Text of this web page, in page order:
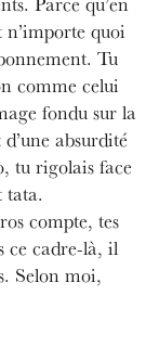
quoi
Tu
comme celui
fondu sur la
absurdité
tu rigolais face
tata.
compte, tes
ce cadre-là, il
Selon moi,